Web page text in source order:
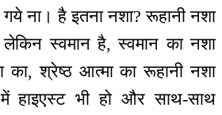
ना। है इतना नशा? रूहानी नशा
स्वमान है, स्वमान का नशा
का, श्रेष्ठ आत्मा का रूहानी नशा
हाइएस्ट भी हो और साथ-साथ